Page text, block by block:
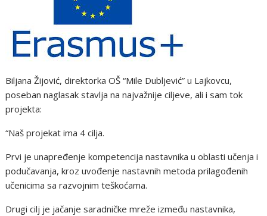
Biljana Žijović, direktorka OŠ “Mile Dubljević” u Lajkovcu,
poseban naglasak stavlja na najvažnije ciljeve, ali i sam tok
projekta:
“Naš projekat ima 4 cilja.
Prvi je unapređenje kompetencija nastavnika u oblasti učenja i
podučavanja, kroz uvođenje nastavnih metoda prilagođenih
učenicima sa razvojnim teškoćama.
Drugi cilj je jačanje saradničke mreže između nastavnika,